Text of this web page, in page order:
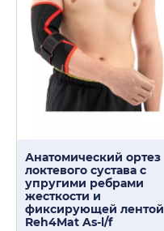
Анатомический ортез
локтевого сустава с
упругими ребрами
жесткости и
фиксирующей лентой
Reh4Mat As-l/f